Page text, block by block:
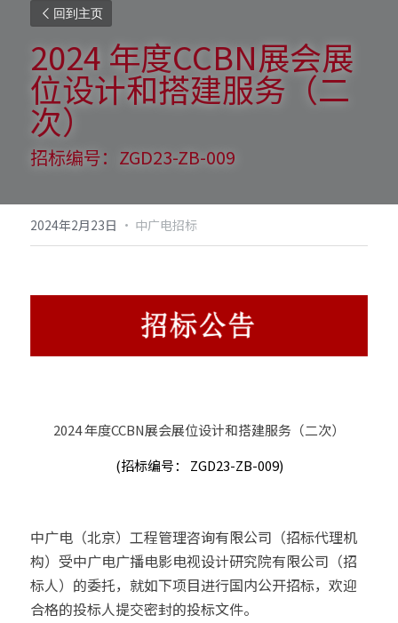
回到主页
2024 年度CCBN展会展
位设计和搭建服务（二
次）
招标编号：ZGD23-ZB-009
2024年2月23日 · 中广电招标
2024 年度CCBN展会展位设计和搭建服务（二次）
(招标编号： ZGD23-ZB-009)
中广电（北京）工程管理咨询有限公司（招标代理机
构）受中广电广播电影电视设计研究院有限公司（招
标人）的委托，就如下项目进行国内公开招标，欢迎
合格的投标人提交密封的投标文件。